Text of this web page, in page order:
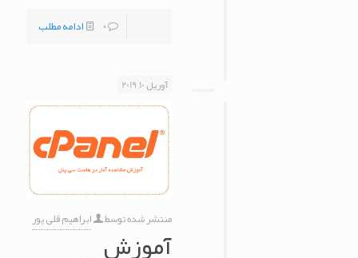
0
ادامه مطلب
آوریل 10, 2019
منتشر شده توسط ابراهیم قلی پور
آموزش